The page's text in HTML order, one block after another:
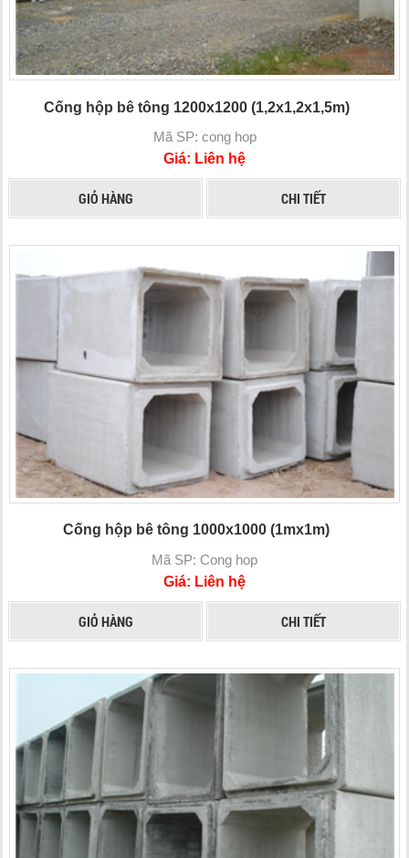
Cống hộp bê tông 1200x1200 (1,2x1,2x1,5m)
Mã SP: cong hop
Giá: Liên hệ
GIỎ HÀNG CHI TIẾT
Cống hộp bê tông 1000x1000 (1mx1m)
Mã SP: Cong hop
Giá: Liên hệ
GIỎ HÀNG CHI TIẾT